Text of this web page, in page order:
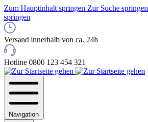
Zum Hauptinhalt springen Zur Suche springen
springen
Versand innerhalb von ca. 24h
Hotline 0800 123 454 321
Navigation